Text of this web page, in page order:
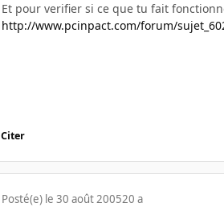
Et pour verifier si ce que tu fait
http://www.pcinpact.com/forum/
Citer
Posté(e) le 30 août 200520 a